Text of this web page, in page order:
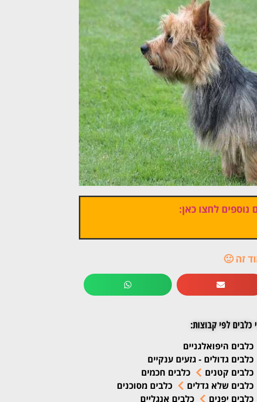
נוספים לחצו כאן:
זה 🙂
כלבים לפי קבוצות:
כלבים היפואלגניים
כלבים גדולים - גזעים ענקיים
כלבים קטנים
כלבים חכמים
כלבים שלא גדלים
כלבים מסוכנים
כלבים יפנים
כלבים אנגליים